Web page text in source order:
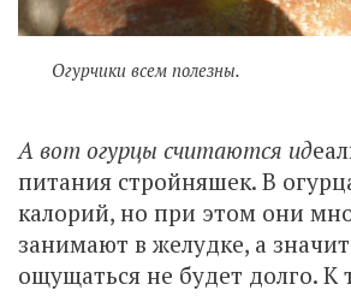
Огурчики всем полезны.
А вот огурцы считаются ид
питания стройняшек. В
калорий, но при этом они
занимают в желудке, а
ощущаться не будет долго. К